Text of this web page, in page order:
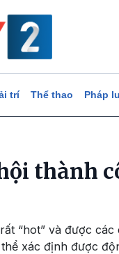
trí Thể thao Pháp
thành
“hot” và được
xác định được